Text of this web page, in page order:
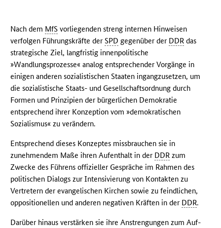
Nach dem MfS vorliegenden streng internen Hinweisen
verfolgen Führungskräfte derSPD gegenüber der DDR das
strategische Ziel, langfristig innenpolitische
»Wandlungsprozesse« analog entsprechender Vorgänge in
einigen anderen sozialistischen Staaten ingangzusetzen, um
die sozialistische Staats- und Gesellschaftsordnung durch
Formen und Prinzipien der bürgerlichen Demokratie
entsprechend ihrer Konzeption vom »demokratischen
Sozialismus« zu verändern.
Entsprechend dieses Konzeptes missbrauchen sie in
zunehmendem Maße ihren Aufenthalt in der DDR zum
Zwecke des Führens offizieller Gespräche im Rahmen des
politischen Dialogs zur Intensivierung von Kontakten zu
Vertretern der evangelischen Kirchen sowie zu feindlichen,
oppositionellen und anderen negativen Kräften in der DDR.
Darüber hinaus verstärken sie ihre Anstrengungen zum Auf-